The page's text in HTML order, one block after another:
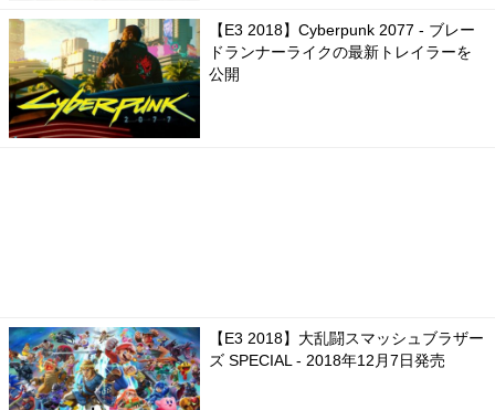
【E3 2018】Cyberpunk 2077 - ブレー
ドランナーライクの最新トレイラーを
公開
【E3 2018】大乱闘スマッシュブラザー
ズ SPECIAL - 2018年12月7日発売